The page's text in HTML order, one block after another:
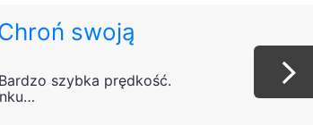
swoją
szybka prędkość.